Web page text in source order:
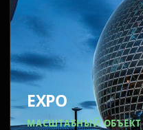
EXPO
МАСШТАБНЫЙ ОБЪЕКТ